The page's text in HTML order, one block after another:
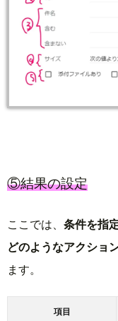
⑤結果の設定
ここでは、 条件を指
どのようなアクショ
ます。
項目